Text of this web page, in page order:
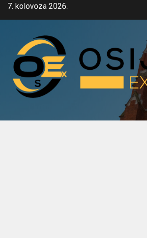
Skip7. kolovoza 2026.